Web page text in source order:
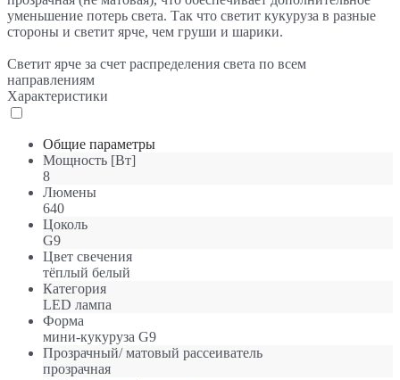
уменьшение потерь света. Так что светит кукуруза в разные
стороны и светит ярче, чем груши и шарики.
Светит ярче за счет распределения света по всем
направлениям
Характеристики
Общие параметры
Мощность [Вт]
8
Люмены
640
Цоколь
G9
Цвет свечения
тёплый белый
Категория
LED лампа
Форма
мини-кукуруза G9
Прозрачный/ матовый рассеиватель
прозрачная